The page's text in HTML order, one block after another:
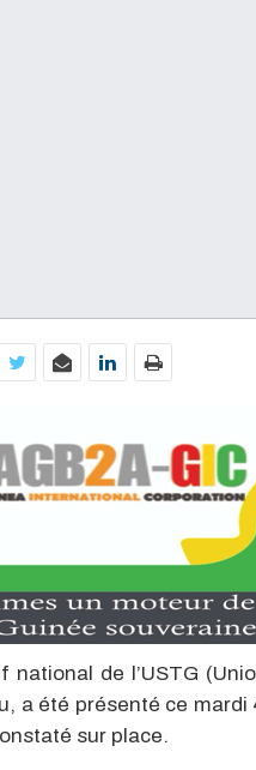
national de l’USTG
a été présenté ce
sur place.